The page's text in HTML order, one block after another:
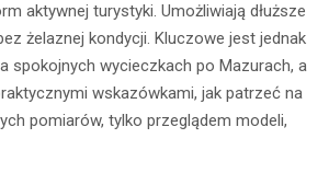
aktywnej turystyki. Umożliwiają dłuższe
żelaznej kondycji. Kluczowe jest jednak
spokojnych wycieczkach po Mazurach, a
wskazówkami, jak patrzeć na
pomiarów, tylko przeglądem modeli,